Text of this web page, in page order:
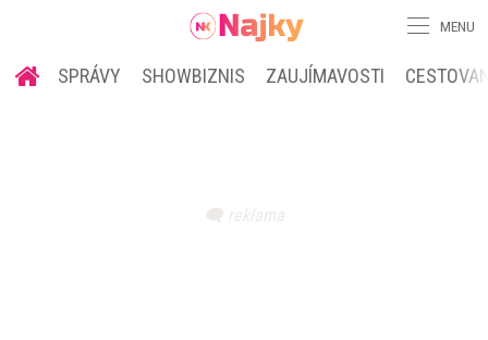
MENU
SPRÁVY SHOWBIZNIS ZAUJÍMAVOSTI